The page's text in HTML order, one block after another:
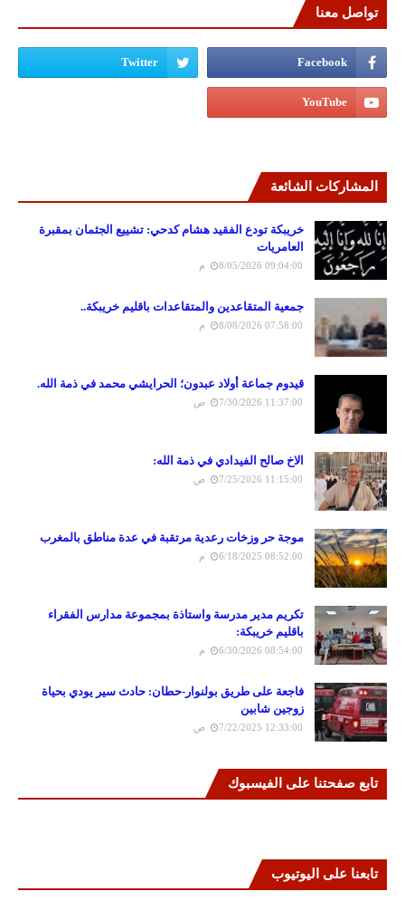
تواصل معنا
المشاركات الشائعة
خريبكة تودع الفقيد هشام كدحي: تشييع الجثمان بمقبرة
العامريات
8/05/2026 09:04:00 م
جمعية المتقاعدين والمتقاعدات باقليم خريبكة..
8/08/2026 07:58:00 م
قيدوم جماعة أولاد عبدون؛ الحرايشي محمد في ذمة الله.
7/30/2026 11:37:00 ص
الاخ صالح الفيدادي في ذمة الله:
7/25/2026 11:15:00 ص
موجة حر وزخات رعدية مرتقبة في عدة مناطق بالمغرب
6/18/2025 08:52:00 م
تكريم مدير مدرسة واستاذة بمجموعة مدارس الفقراء
باقليم خريبكة:
6/30/2026 08:54:00 م
فاجعة على طريق بولنوار-حطان: حادث سير يودي بحياة
زوجين شابين
7/22/2025 12:33:00 ص
تابع صفحتنا على الفيسبوك
تابعنا على اليوتيوب